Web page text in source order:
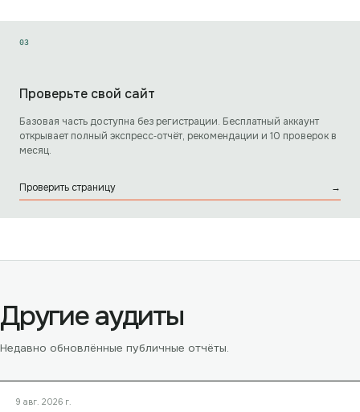
03
Проверьте свой сайт
Базовая часть доступна без регистрации. Бесплатный аккаунт
открывает полный экспресс‑отчёт, рекомендации и 10 проверок в
месяц.
Проверить страницу →
Другие аудиты
Недавно обновлённые публичные отчёты.
9 авг. 2026 г.